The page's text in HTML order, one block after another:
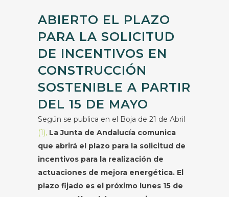
ABIERTO EL PLAZO
PARA LA SOLICITUD
DE INCENTIVOS EN
CONSTRUCCIÓN
SOSTENIBLE A PARTIR
DEL 15 DE MAYO
Según se publica en el Boja de 21 de Abril
(1), La Junta de Andalucía comunica
que abrirá el plazo para la solicitud de
incentivos para la realización de
actuaciones de mejora energética. El
plazo fijado es el próximo lunes 15 de